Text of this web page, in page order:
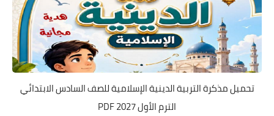
تحميل مذكرة التربية الدينية الإسلامية للصف السادس الابتدائي
الترم الأول 2027 PDF